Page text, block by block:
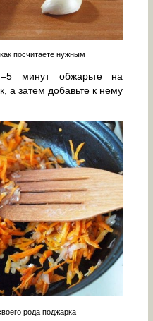
посчитаете нужным
минут обжарьте на
а затем добавьте к нему
рода поджарка